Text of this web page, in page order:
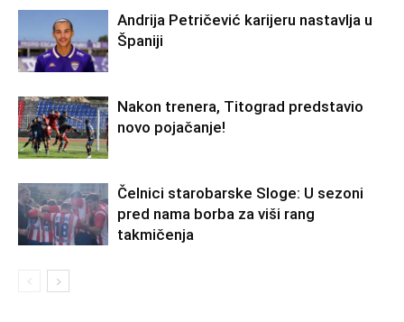
Andrija Petričević karijeru nastavlja u
Španiji
Nakon trenera, Titograd predstavio
novo pojačanje!
Čelnici starobarske Sloge: U sezoni
pred nama borba za viši rang
takmičenja